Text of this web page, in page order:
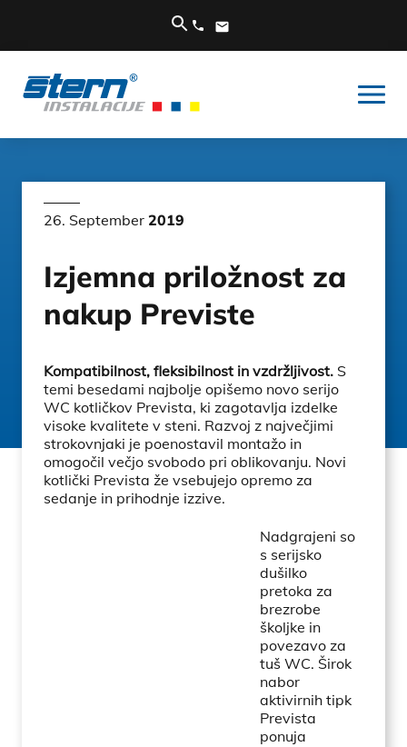
26. September 2019
Izjemna priložnost za
nakup Previste
Kompatibilnost, fleksibilnost in vzdržljivost. S
temi besedami najbolje opišemo novo serijo
WC kotličkov Prevista, ki zagotavlja izdelke
visoke kvalitete v steni. Razvoj z največjimi
strokovnjaki je poenostavil montažo in
omogočil večjo svobodo pri oblikovanju. Novi
kotlički Prevista že vsebujejo opremo za
sedanje in prihodnje izzive.
Nadgrajeni so
s serijsko
dušilko
pretoka za
brezrobe
školjke in
povezavo za
tuš WC. Širok
nabor
aktivirnih tipk
Prevista
ponuja